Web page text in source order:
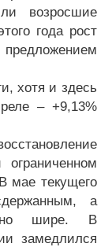
возросшие
года рост
хотя и здесь
– +9,13%
мае текущего
а
шире. В
замедлился